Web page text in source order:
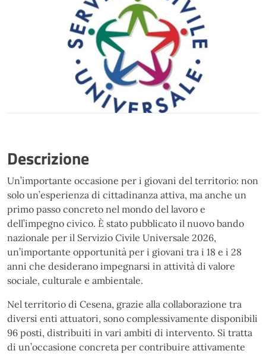
Descrizione
Un’importante occasione per i giovani del territorio: non
solo un’esperienza di cittadinanza attiva, ma anche un
primo passo concreto nel mondo del lavoro e
dell’impegno civico. È stato pubblicato il nuovo bando
nazionale per il Servizio Civile Universale 2026,
un’importante opportunità per i giovani tra i 18 e i 28
anni che desiderano impegnarsi in attività di valore
sociale, culturale e ambientale.
Nel territorio di Cesena, grazie alla collaborazione tra
diversi enti attuatori, sono complessivamente disponibili
96 posti, distribuiti in vari ambiti di intervento. Si tratta
di un’occasione concreta per contribuire attivamente